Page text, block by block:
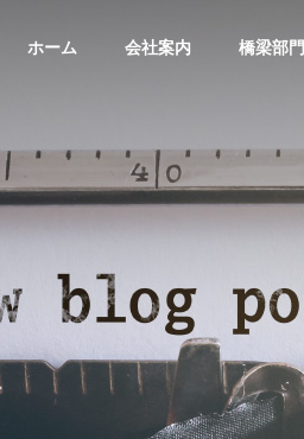
ホーム 会社案内 橋梁部門